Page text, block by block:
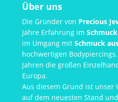
Über uns
Die Gründer von Precious
Jahre Erfahrung im
im Umgang mit Schmuck
hochwertigen
Jahren die großen
Europa.
Aus diesem Grund ist
auf dem neuesten Stand